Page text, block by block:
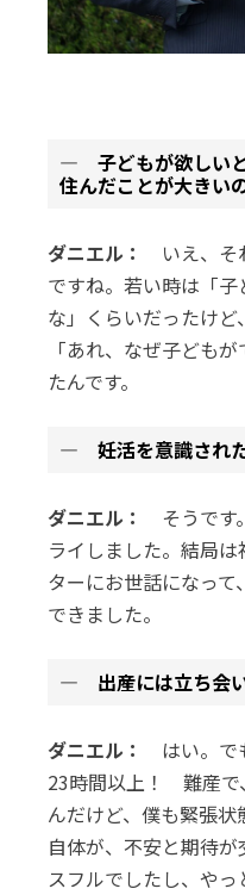
― 子どもが欲しい
住んだことが大きい
ダニエル： いえ、
ですね。若い時は「
な」くらいだったけど
「あれ、なぜ子ども
たんです。
― 妊活を意識された
ダニエル： そうです
ライしました。結局
ターにお世話になっ
できました。
― 出産には立ち会
ダニエル： はい。で
23時間以上！ 難産で
んだけど、僕も緊張
自体が、不安と期待
スフルでしたし、や